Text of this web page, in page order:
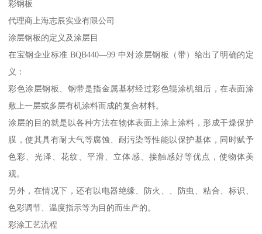
彩钢板
代理商上海志辰实业有限公司
涂层钢板的定义及涂层目
在宝钢企业标准 BQB440—99 中对涂层钢板（带）给出了明确的定
义：
彩色涂层钢板、钢带是指金属基材经过彩色辊涂机组后，在表面涂
敷上一层或多层有机涂料而成的复合材料。
涂层的目的就是以各种方法在物体表面上涂上涂料，形成干燥保护
膜，使其具有耐大气等腐蚀、耐污染等性能以保护基体，同时赋予
色彩、光泽、花纹、平滑、立体感、接触感好等优点，使物体美
观。
另外，在情况下，还有以电器绝缘、防火、、防虫、粘合、标识、
色彩调节、温度指示等为目的而生产的。
彩涂工艺流程